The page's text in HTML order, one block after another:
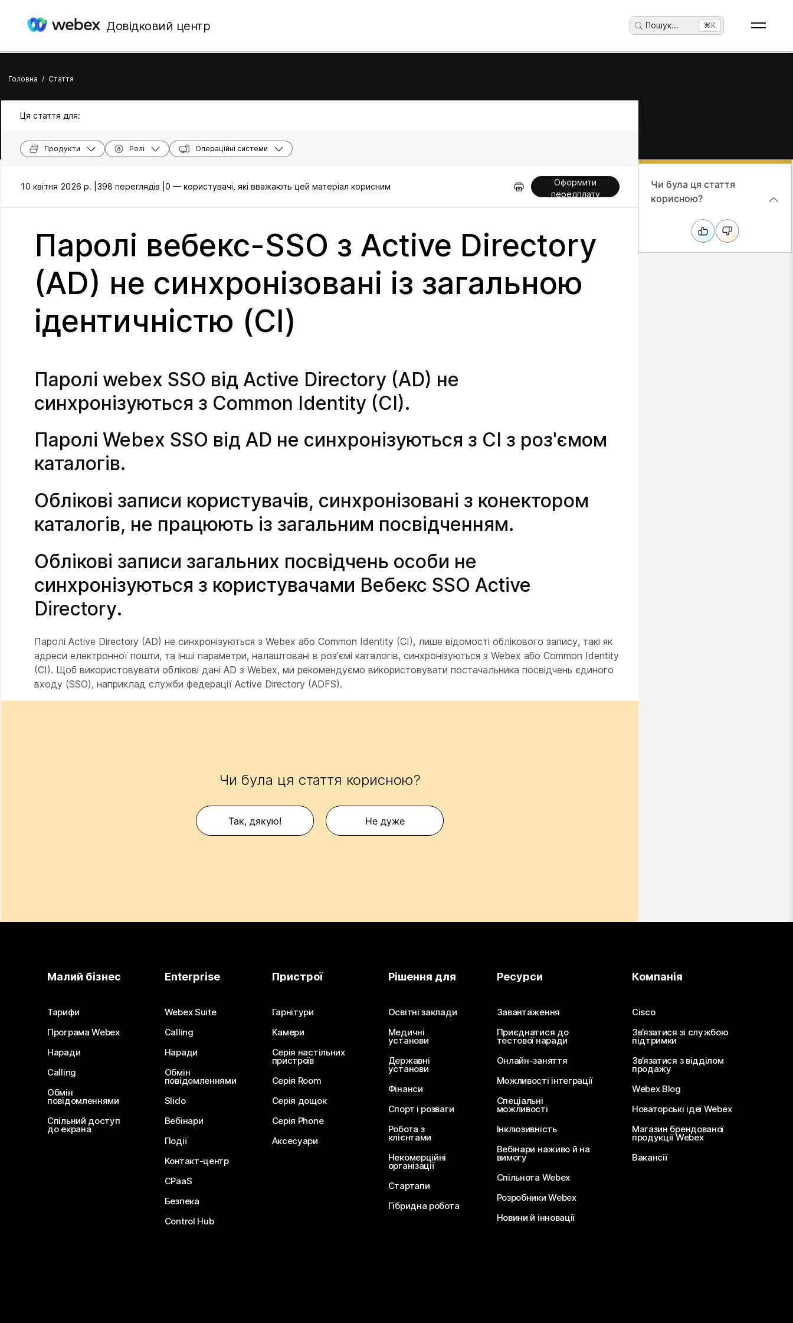
Довідковий центр Пошук... ⌘K
Головна / Стаття
Ця стаття для:
Продукти Ролі Операційні системи
10 квітня 2026 р. | 398 переглядів | 0 — користувачі, які вважають цей матеріал корисним
Оформити
передплату
Паролі вебекс-SSO з Active Directory
(AD) не синхронізовані із загальною
ідентичністю (CI)
Паролі webex SSO від Active Directory (AD) не
синхронізуються з Common Identity (CI).
Паролі Webex SSO від AD не синхронізуються з CI з роз'ємом
каталогів.
Облікові записи користувачів, синхронізовані з конектором
каталогів, не працюють із загальним посвідченням.
Облікові записи загальних посвідчень особи не
синхронізуються з користувачами Вебекс SSO Active
Directory.
Паролі Active Directory (AD) не синхронізуються з Webex або Common Identity (CI), лише відомості облікового запису, такі як
адреси електронної пошти, та інші параметри, налаштовані в роз'ємі каталогів, синхронізуються з Webex або Common Identity
(CI). Щоб використовувати облікові дані AD з Webex, ми рекомендуємо використовувати постачальника посвідчень єдиного
входу (SSO), наприклад служби федерації Active Directory (ADFS).
Чи була ця стаття корисною?
Так, дякую! Не дуже
Чи була ця стаття
корисною?
Малий бізнес
Тарифи
Програма Webex
Наради
Calling
Обмін
повідомленнями
Спільний доступ
до екрана
Enterprise
Webex Suite
Calling
Наради
Обмін
повідомленнями
Slido
Вебінари
Події
Контакт-центр
CPaaS
Безпека
Control Hub
Пристрої
Гарнітури
Камери
Серія настільних
пристроїв
Серія Room
Серія дощок
Серія Phone
Аксесуари
Рішення для
Освітні заклади
Медичні
установи
Державні
установи
Фінанси
Спорт і розваги
Робота з
клієнтами
Некомерційні
організації
Стартапи
Гібридна робота
Ресурси
Завантаження
Приєднатися до
тестової наради
Онлайн-заняття
Можливості інтеграції
Спеціальні
можливості
Інклюзивність
Вебінари наживо й на
вимогу
Спільнота Webex
Розробники Webex
Новини й інновації
Компанія
Cisco
Зв’язатися зі службою
підтримки
Зв’язатися з відділом
продажу
Webex Blog
Новаторські ідеї Webex
Магазин брендованої
продукції Webex
Вакансії